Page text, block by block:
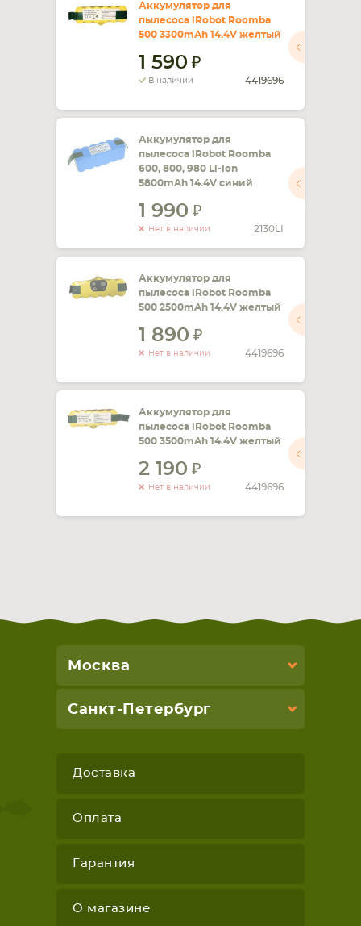
Аккумулятор для
пылесоса iRobot Roomba
500 3300mAh 14.4V желтый
1 590
В наличии 4419696
Аккумулятор для
пылесоса iRobot Roomba
600, 800, 980 Li-ion
5800mAh 14.4V синий
1 990
Нет в наличии 2130LI
Аккумулятор для
пылесоса iRobot Roomba
500 2500mAh 14.4V желтый
1 890
Нет в наличии 4419696
Аккумулятор для
пылесоса iRobot Roomba
500 3500mAh 14.4V желтый
2 190
Нет в наличии 4419696
Москва
Санкт-Петербург
Доставка
Оплата
Гарантия
О магазине